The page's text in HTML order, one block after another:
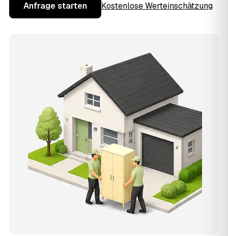
Anfrage starten Kostenlose Werteinschätzung